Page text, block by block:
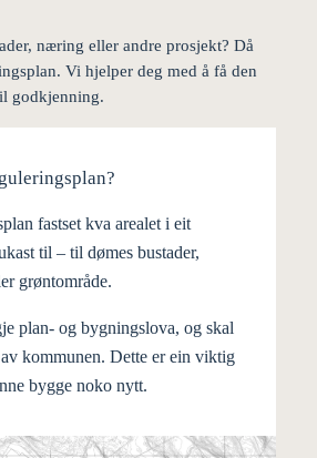
næring eller andre prosjekt? Då
Vi hjelper deg med å få den
godkjenning.
fastsetkva arealet i eit
til – til dømes bustader,
grøntområde.
plan- og bygningslova, og skal
kommunen. Dette er ein viktig
bygge noko nytt.